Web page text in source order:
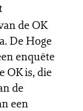
de OK
De Hoge
enquête
OK is, die
de
een